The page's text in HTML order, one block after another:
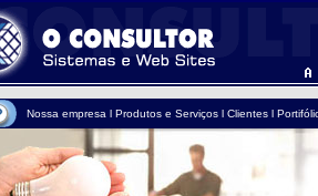
Nossa empresa l Produtos e Serviços l Clientes l